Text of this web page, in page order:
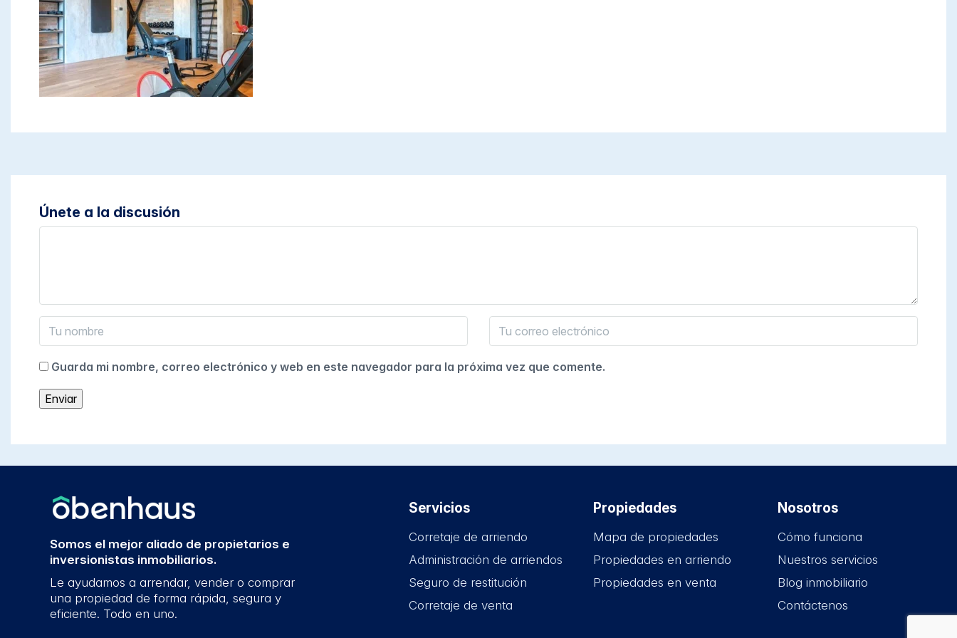
Únete a la discusión
Guarda mi nombre, correo electrónico y web en este navegador para la próxima vez que comente.
Somos el mejor aliado de propietarios e
inversionistas inmobiliarios.
Le ayudamos a arrendar, vender o comprar
una propiedad de forma rápida, segura y
eficiente. Todo en uno.
Servicios
Corretaje de arriendo
Administración de arriendos
Seguro de restitución
Corretaje de venta
Propiedades
Mapa de propiedades
Propiedades en arriendo
Propiedades en venta
Nosotros
Cómo funciona
Nuestros servicios
Blog inmobiliario
Contáctenos